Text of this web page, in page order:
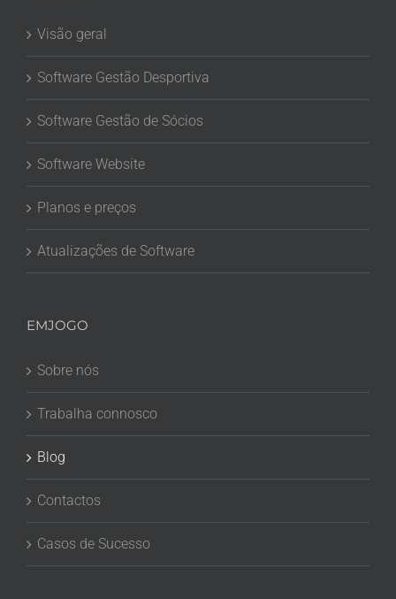
Visão geral
Software Gestão Desportiva
Software Gestão de Sócios
Software Website
Planos e preços
Atualizações de Software
EMJOGO
Sobre nós
Trabalha connosco
Blog
Contactos
Casos de Sucesso